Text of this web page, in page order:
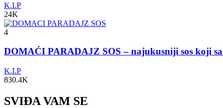
K.I.P
24K
4
DOMAĆI PARADAJZ SOS – najukusniji sos koji
K.I.P
830.4K
SVIĐA VAM SE